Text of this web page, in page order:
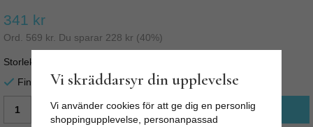
341 kr
Ord. 569 kr . Du sparar 228 kr (40%)
Storlek
Finns i lager för omgående leverans
LÄGG I VARUKORG
Vi skräddarsyr din upplevelse
Vi använder cookies för att ge dig en personlig
shoppingupplevelse, personanpassad